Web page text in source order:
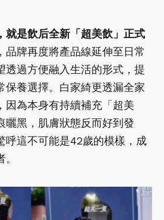
就是飲后全新「超美飲」正式
品牌再度將產品線延伸至日常
透過方便融入生活的形式，提
保養選擇。白家綺更透漏全家
因為本身有持續補充「超美
曬黑，肌膚狀態反而好到發
呼這不可能是42歲的模樣，成